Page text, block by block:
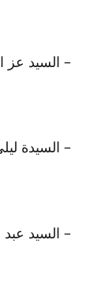
– السيد عز
– السيدة
– السيد